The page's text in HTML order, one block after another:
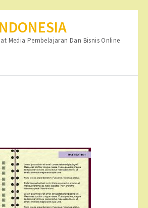
Media Pembelajaran Dan Bisnis Online